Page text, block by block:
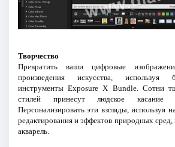
Творчество
Превратить ваши цифровые
произведения искусства, используя
инструменты Exposure X Bundle. Сотни
стилей принесут людское
Персонализировать эти взгляды, используя
редактирования и эффектов природных сред,
акварель.